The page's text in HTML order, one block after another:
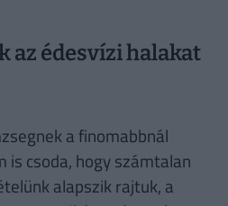
az édesvízi halakat
a finomabbnál
is csoda, hogy számtalan
alapszik rajtuk, a